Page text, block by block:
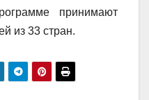
принимают
из 33 стран.